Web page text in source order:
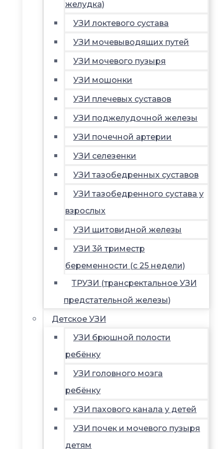
желудка)
УЗИ локтевого сустава
УЗИ мочевыводящих путей
УЗИ мочевого пузыря
УЗИ мошонки
УЗИ плечевых суставов
УЗИ поджелудочной железы
УЗИ почечной артерии
УЗИ селезенки
УЗИ тазобедренных суставов
УЗИ тазобедренного сустава у
взрослых
УЗИ щитовидной железы
УЗИ 3й триместр
беременности (с 25 недели)
ТРУЗИ (трансректальное УЗИ
предстательной железы)
Детское УЗИ
УЗИ брюшной полости
ребёнку
УЗИ головного мозга
ребёнку
УЗИ пахового канала у детей
УЗИ почек и мочевого пузыря
детям